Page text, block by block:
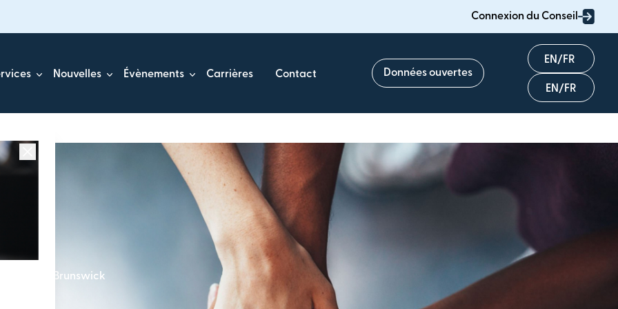
Connexion du Conseil
Nouvelles Évènements Carrières Contact Données ouvertes
English
Français
Nouveau-Brunswick